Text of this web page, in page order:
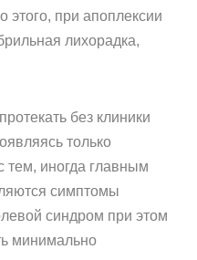
при апоплексии
лихорадка,
без клиники
только
тем, иногда главным
симптомы
синдром при этом
минимально